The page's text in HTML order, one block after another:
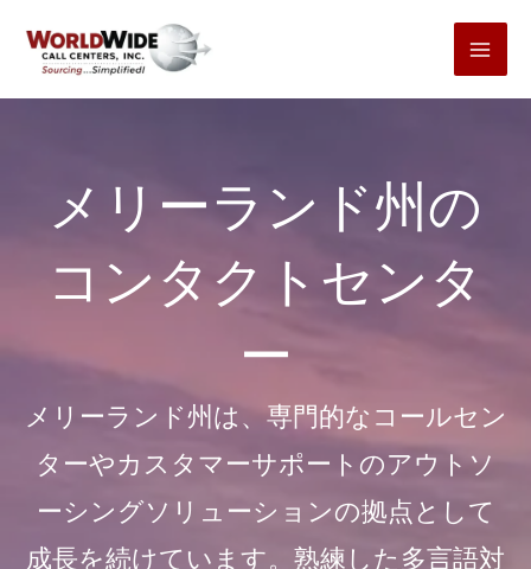
メリーランド州の
コンタクトセンタ
ー
メリーランド州は、専門的なコールセン
ターやカスタマーサポートのアウトソ
ーシングソリューションの拠点として
成長を続けています。熟練した多言語対